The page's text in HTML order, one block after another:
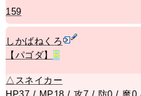
159
しかばねくろ
【パゴダ】 R
△ スネイカー